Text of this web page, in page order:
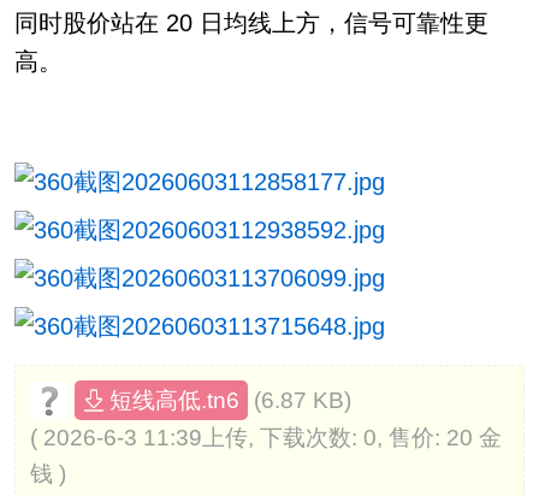
同时股价站在 20 日均线上方，信号可靠性更
高。
短线高低.tn6
(6.87 KB)
( 2026-6-3 11:39上传, 下载次数: 0, 售价: 20 金
钱 )